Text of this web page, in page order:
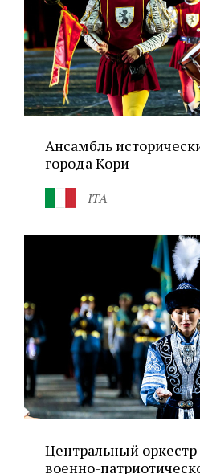
Ансамбль
города Кори
ITA
Центральный
военно-